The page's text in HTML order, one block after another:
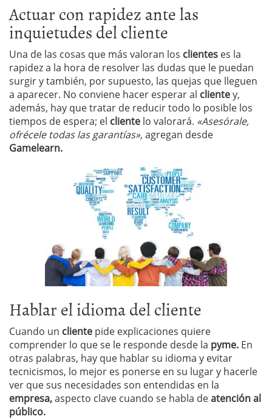
Actuar con rapidez ante las
inquietudes del cliente
Una de las cosas que más valoran los clientes es la
rapidez a la hora de resolver las dudas que le puedan
surgir y también, por supuesto, las quejas que lleguen
a aparecer. No conviene hacer esperar al clientey,
además, hay que tratar de reducir todo lo posible los
tiempos de espera; el cliente lo valorará. «Asesórale,
ofrécele todas las garantías»,agregan desde
Gamelearn.
Hablar el idioma del cliente
Cuando un cliente pide explicaciones quiere
comprender lo que se le responde desde la pyme. En
otras palabras, hay que hablar su idioma y evitar
tecnicismos, lo mejor es ponerse en su lugar y hacerle
ver que sus necesidades son entendidas en la
empresa,aspecto clave cuando se habla deatención al
público.